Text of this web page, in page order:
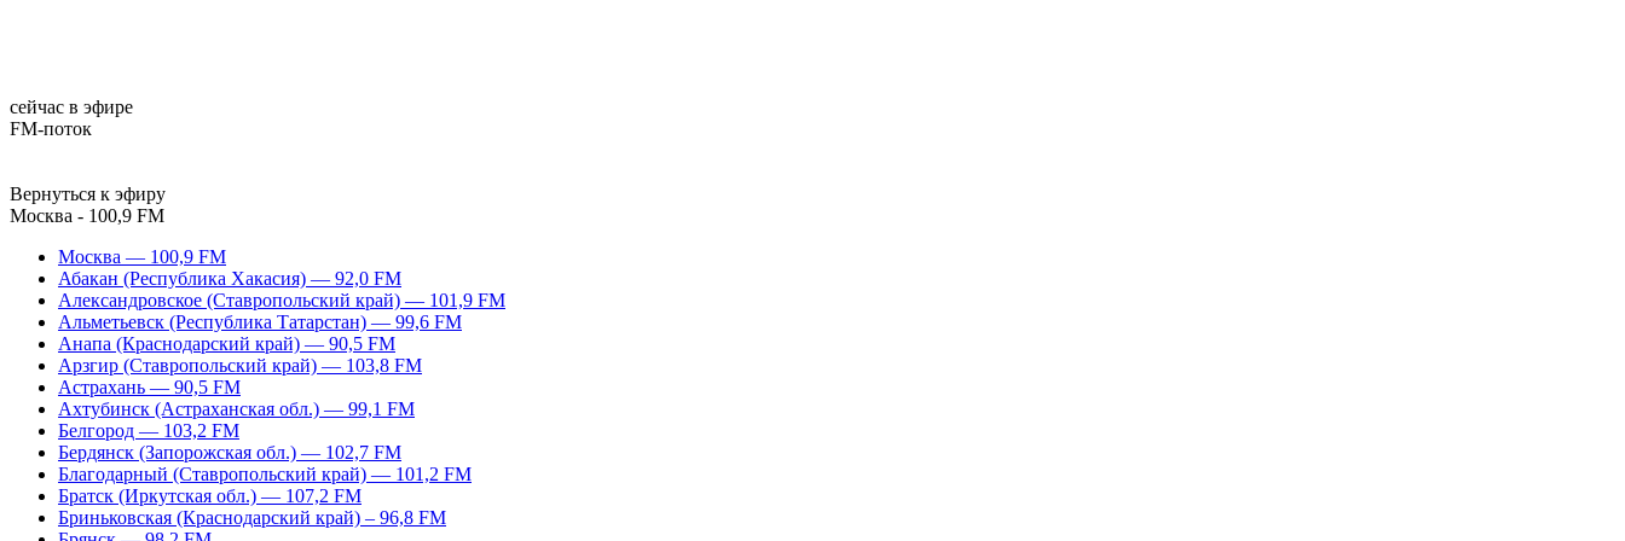
сейчас в эфире
FM-поток
Вернуться к эфиру
Москва - 100,9 FM
Москва — 100,9 FM
Абакан (Республика Хакасия) — 92,0 FM
Александровское (Ставропольский край) — 101,9 FM
Альметьевск (Республика Татарстан) — 99,6 FM
Анапа (Краснодарский край) — 90,5 FM
Арзгир (Ставропольский край) — 103,8 FM
Астрахань — 90,5 FM
Ахтубинск (Астраханская обл.) — 99,1 FM
Белгород — 103,2 FM
Бердянск (Запорожская обл.) — 102,7 FM
Благодарный (Ставропольский край) — 101,2 FM
Братск (Иркутская обл.) — 107,2 FM
Бриньковская (Краснодарский край) – 96,8 FM